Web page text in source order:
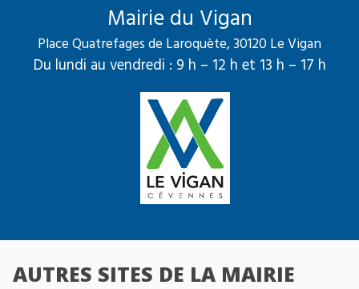
Mairie du Vigan
Place Quatrefages de Laroquète, 30120 Le Vigan
Du lundi au vendredi : 9 h – 12 h et 13 h – 17 h
AUTRES SITES DE LA MAIRIE